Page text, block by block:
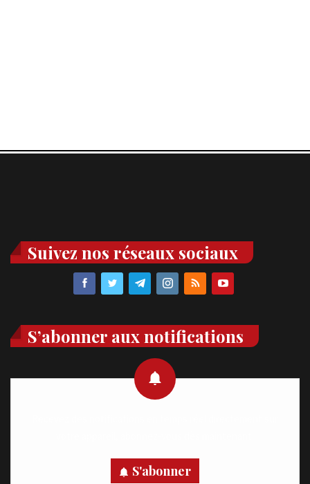
Suivez nos réseaux sociaux
S’abonner aux notifications
S'abonner